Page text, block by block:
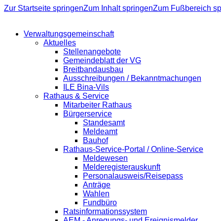
Zur Startseite springenZum Inhalt springenZum Fußbereich
Verwaltungsgemeinschaft
Aktuelles
Stellenangebote
Gemeindeblatt der VG
Breitbandausbau
Ausschreibungen / Bekanntmachungen
ILE Bina-Vils
Rathaus & Service
Mitarbeiter Rathaus
Bürgerservice
Standesamt
Meldeamt
Bauhof
Rathaus-Service-Portal / Online-Service
Meldewesen
Melderegisterauskunft
Personalausweis/Reisepass
Anträge
Wahlen
Fundbüro
Ratsinformationssystem